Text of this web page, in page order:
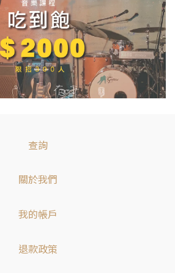
查詢
關於我們
我的帳戶
退款政策